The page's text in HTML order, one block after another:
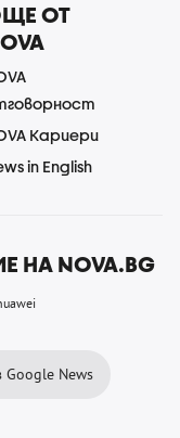
ОТ
Кариери
in English
NOVA.BG
Google News